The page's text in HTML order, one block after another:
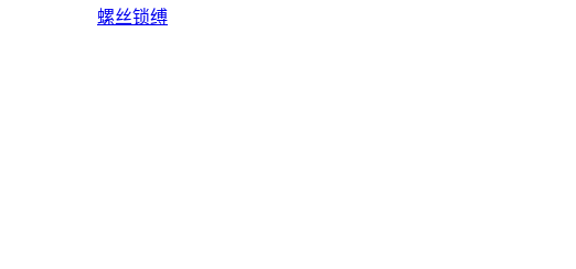
螺丝锁缚